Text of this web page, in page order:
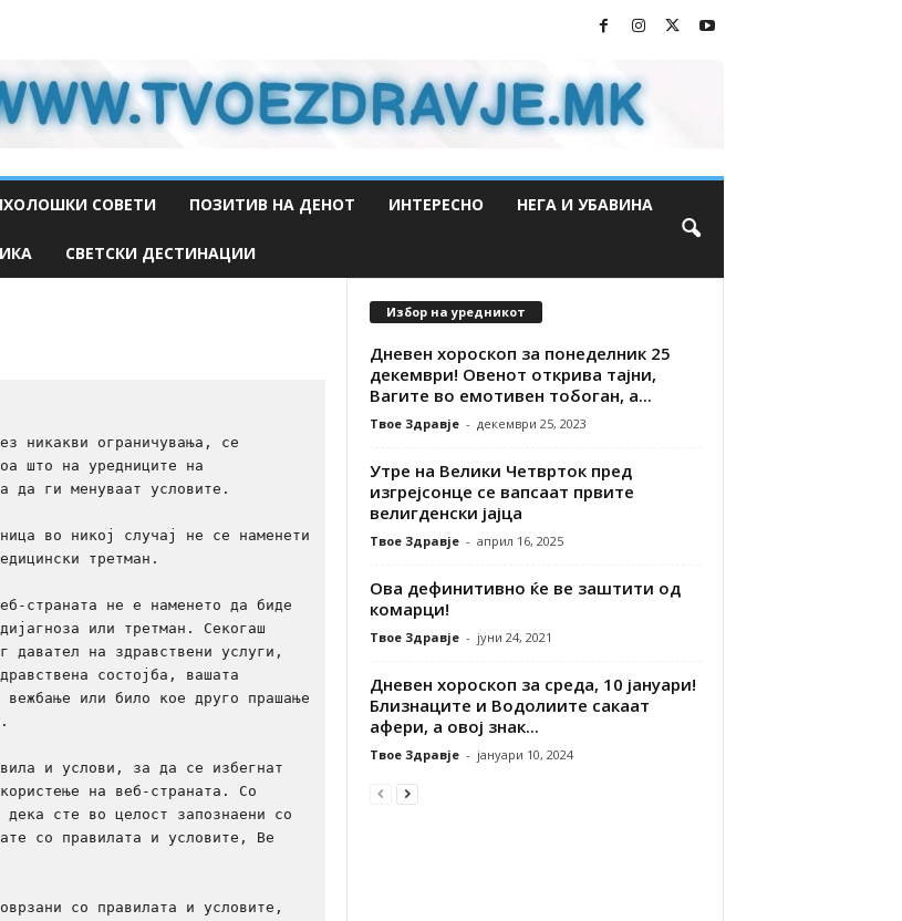
СОВЕТИ ПОЗИТИВ НА ДЕНОТ ИНТЕРЕСНО НЕГА И УБАВИНА
СВЕТСКИ ДЕСТИНАЦИИ
никакви ограничувања, се
што на уредниците на
да ги менуваат условите.
во никој случај не се наменети
третман.
страната не е наменето да биде
или третман. Секогаш
давател на здравствени услуги,
состојба, вашата
или било кое друго прашање
и услови, за да се избегнат
на веб-страната. Со
сте во целост запознаени со
со правилата и условите, Ве
со правилата и условите,
Избор на уредникот
Дневен хороскоп за понеделник 25
декември! Овенот открива тајни,
Вагите во емотивен тобоган, а...
Твое Здравје - декември 25, 2023
Утре на Велики Четврток пред
изгрејсонце се вапсаат првите
велигденски јајца
Твое Здравје - април 16, 2025
Ова дефинитивно ќе ве заштити од
комарци!
Твое Здравје - јуни 24, 2021
Дневен хороскоп за среда, 10 јануари!
Близнаците и Водолиите сакаат
афери, а овој знак...
Твое Здравје - јануари 10, 2024